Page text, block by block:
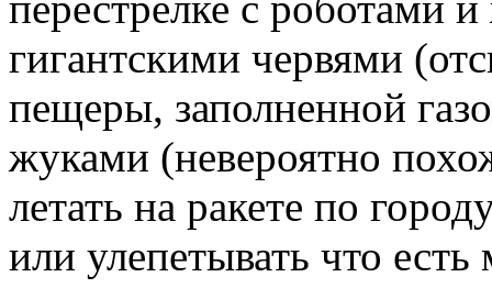
гигантскими червями
пещеры, заполненной
жуками (невероятно
летать на ракете по
или улепетывать что